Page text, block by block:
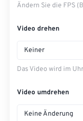
Ändern Sie die FPS
Video drehen
Keiner
Das Video wird im
Video umdrehen
Keine Änderung